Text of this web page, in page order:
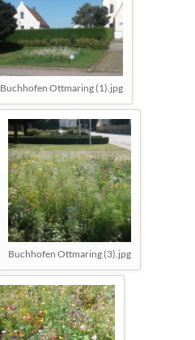
Buchhofen Ottmaring (1).jpg
Buchhofen Ottmaring (3).jpg